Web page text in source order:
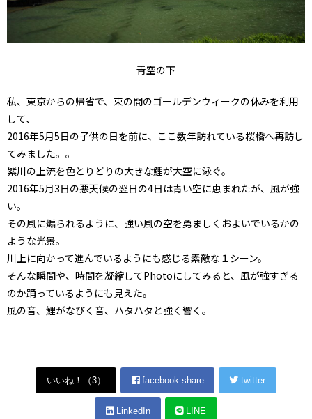
青空の下
私、東京からの帰省で、束の間のゴールデンウィークの休みを利用
して、
2016年5月5日の子供の日を前に、ここ数年訪れている桜橋へ再訪し
てみました。。
紫川の上流を色とりどりの大きな鯉が大空に泳ぐ。
2016年5月3日の悪天候の翌日の4日は青い空に恵まれたが、風が強
い。
その風に煽られるように、強い風の空を勇ましくおよいでいるかの
ような光景。
川上に向かって進んでいるようにも感じる素敵な１シーン。
そんな瞬間や、時間を凝縮してPhotoにしてみると、風が強すぎる
のか踊っているようにも見えた。
風の音、鯉がなびく音、ハタハタと強く響く。
いいね！（3） facebook share twitter
LinkedIn LINE